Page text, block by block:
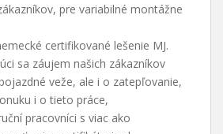
pre variabilné montážne
certifikované lešenie MJ.
sa záujem našich zákazníkov
veže, ale i o zatepľovanie,
i o tieto práce,
pracovníci s viac ako